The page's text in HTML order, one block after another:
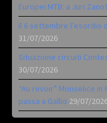
Europei MTB: a Juri
Il 6 settembre l’esordio
31/07/2026
Situazione circuiti
30/07/2026
“Au revoir” Monselice
passa a Gallio 29/07/